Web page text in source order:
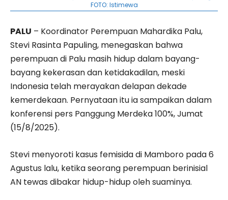
FOTO: Istimewa
PALU – Koordinator Perempuan Mahardika Palu,
Stevi Rasinta Papuling, menegaskan bahwa
perempuan di Palu masih hidup dalam bayang-
bayang kekerasan dan ketidakadilan, meski
Indonesia telah merayakan delapan dekade
kemerdekaan. Pernyataan itu ia sampaikan dalam
konferensi pers Panggung Merdeka 100%, Jumat
(15/8/2025).
Stevi menyoroti kasus femisida di Mamboro pada 6
Agustus lalu, ketika seorang perempuan berinisial
AN tewas dibakar hidup-hidup oleh suaminya.